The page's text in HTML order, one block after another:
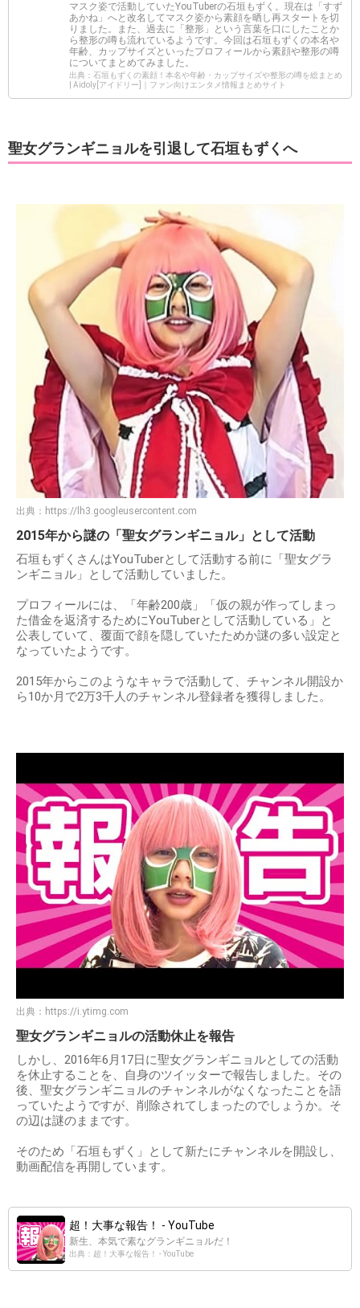
マスク姿で活動していたYouTuberの石垣もずく。現在は「すず
あかね」へと改名してマスク姿から素顔を晒し再スタートを切
りました。また、過去に「整形」という言葉を口にしたことか
ら整形の噂も流れているようです。今回は石垣もずくの本名や
年齢、カップサイズといったプロフィールから素顔や整形の噂
についてまとめてみました。
出典：石垣もずくの素顔！本名や年齢・カップサイズや整形の噂を総まとめ
| Aidoly[アイドリー]｜ファン向けエンタメ情報まとめサイト
聖女グランギニョルを引退して石垣もずくへ
出典： https://lh3.googleusercontent.com
2015年から謎の「聖女グランギニョル」として活動
石垣もずくさんはYouTuberとして活動する前に「聖女グラ
ンギニョル」として活動していました。
プロフィールには、「年齢200歳」「仮の親が作ってしまっ
た借金を返済するためにYouTuberとして活動している」と
公表していて、覆面で顔を隠していたためか謎の多い設定と
なっていたようです。
2015年からこのようなキャラで活動して、チャンネル開設か
ら10か月で2万3千人のチャンネル登録者を獲得しました。
出典： https://i.ytimg.com
聖女グランギニョルの活動休止を報告
しかし、2016年6月17日に聖女グランギニョルとしての活動
を休止することを、自身のツイッターで報告しました。その
後、聖女グランギニョルのチャンネルがなくなったことを語
っていたようですが、削除されてしまったのでしょうか。そ
の辺は謎のままです。
そのため「石垣もずく」として新たにチャンネルを開設し、
動画配信を再開しています。
超！大事な報告！ - YouTube
新生、本気で素なグランギニョルだ！
出典：超！大事な報告！ - YouTube